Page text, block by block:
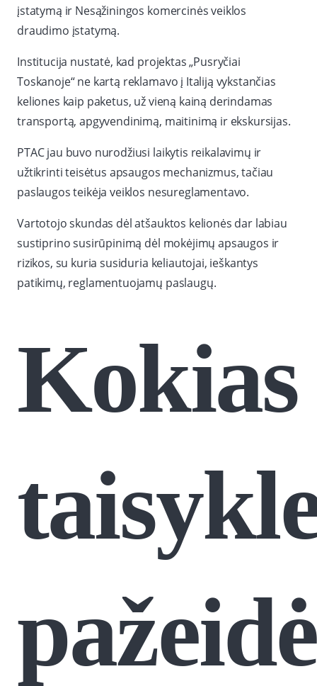
įstatymą ir Nesąžiningos komercinės veiklos
draudimo įstatymą.
Institucija nustatė, kad projektas „Pusryčiai
Toskanoje“ ne kartą reklamavo į Italiją vykstančias
keliones kaip paketus, už vieną kainą derindamas
transportą, apgyvendinimą, maitinimą ir ekskursijas.
PTAC jau buvo nurodžiusi laikytis reikalavimų ir
užtikrinti teisėtus apsaugos mechanizmus, tačiau
paslaugos teikėja veiklos nesureglamentavo.
Vartotojo skundas dėl atšauktos kelionės dar labiau
sustiprino susirūpinimą dėl mokėjimų apsaugos ir
rizikos, su kuria susiduria keliautojai, ieškantys
patikimų, reglamentuojamų paslaugų.
Kokias
pažeidė